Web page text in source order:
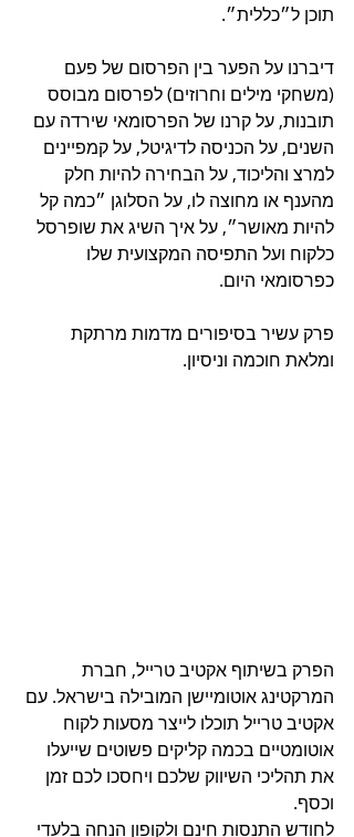
תוכן ל״כללית״.
דיברנו על הפער בין הפרסום של פעם
(משחקי מילים וחרוזים) לפרסום מבוסס
תובנות, על קרנו של הפרסומאי שירדה עם
השנים, על הכניסה לדיגיטל, על קמפיינים
למרצ והליכוד, על הבחירה להיות חלק
מהענף או מחוצה לו, על הסלוגן ״כמה קל
להיות מאושר״, על איך השיג את שופרסל
כלקוח ועל התפיסה המקצועית שלו
כפרסומאי היום.
פרק עשיר בסיפורים מדמות מרתקת
ומלאת חוכמה וניסיון.
הפרק בשיתוף אקטיב טרייל, חברת
המרקטינג אוטומיישן המובילה בישראל. עם
אקטיב טרייל תוכלו לייצר מסעות לקוח
אוטומטיים בכמה קליקים פשוטים שייעלו
את תהליכי השיווק שלכם ויחסכו לכם זמן
וכסף.
לחודש התנסות חינם ולקופון הנחה בלעדי